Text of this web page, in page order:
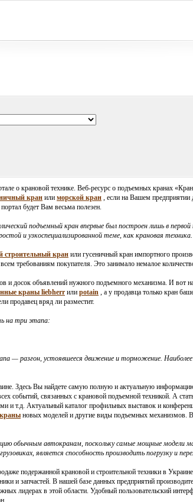
о крановой технике. Веб-ресурс о подъемных кранах
кран или морской кран , если на Вашем предприятии
будет Вам весьма полезен.
подъемный кран впервые был построен лишь в
и узкоспециализированной теме, как крановая техника.
строительный кран или гусеничный кран импортного
требованиям покупателя. Это занимало немалое
и досок объявлений нужного подъемного механизма. И вот
краны liebherr или potain , а у продавца только кран
продавец вряд ли разместит.
на три этапа:
— разгон, устоявшееся движение и торможение.
Здесь Вы найдете самую полную и актуальную
событий, связанных с крановой подъемной техникой. А
и т.д. Актуальный каталог профильных выставок и
новых моделей и другие виды подъемных механизмов.
обычным автокранам, поскольку самые мощные модели
является способность производить погрузку и
подержанной крановой и строительной техники в
и запчастей. В нашей базе данных предприятий
лидерах в этой области. Удобный пользовательский
.